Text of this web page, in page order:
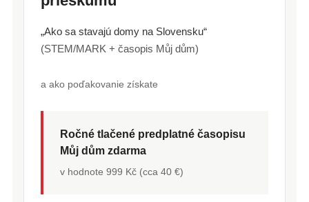
„Ako sa stavajú domy na Slovensku“
(STEM/MARK + časopis Můj dům)
a ako poďakovanie získate
Ročné tlačené predplatné časopisu
Můj dům zdarma
v hodnote 999 Kč (cca 40 €)